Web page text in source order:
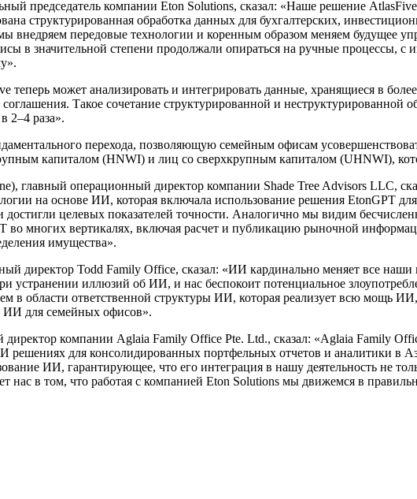
председатель компании Eton Solutions, сказал: «Наше решение
структурированная обработка данных для бухгалтерских,
внедряем передовые технологии и коренным образом меняем будущее
в значительной степени продолжали опираться на ручные процессы,
может анализировать и интегрировать данные, хранящиеся в
Такое сочетание структурированной и
2–4 раза».
перехода, позволяющую семейным офисам
капиталом (HNWI) и лиц со сверхкрупным капиталом (UHNWI),
главный операционный директор компании Shade Tree Advisors LLC,
на основе ИИ, которая включала использование решения EtonGPT
достигли целевых показателей точности. Аналогично мы видим
во многих вертикалях, включая расчет и публикацию рыночной
имущества».
директор Todd Family Office, сказал: «ИИ кардинально меняет все
устранении иллюзий об ИИ, и нас беспокоит потенциальное
в области ответственной структуры ИИ, которая реализует всю мощь
ИИ для семейных офисов».
компании Aglaia Family Office Pte. Ltd., сказал: «Aglaia Family
решениях для консолидированных портфельных отчетов и аналитики в
ИИ, гарантирующее, что его интеграция в нашу деятельность не
нас в том, что работая с компанией Eton Solutions мы движемся в